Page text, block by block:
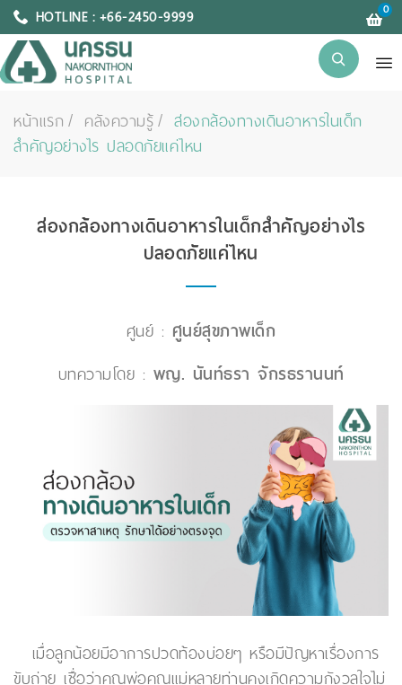
HOTLINE : +66-2450-9999 0
หน้าแรก คลังความรู้
ส่องกล้องทางเดินอาหารในเด็ก
สำคัญอย่างไร ปลอดภัยแค่ไหน
ส่องกล้องทางเดินอาหารในเด็กสำคัญอย่างไร
ปลอดภัยแค่ไหน
ศูนย์ : ศูนย์สุขภาพเด็ก
บทความโดย : พญ. นันท์ธรา จักรธรานนท์
เมื่อลูกน้อยมีอาการปวดท้องบ่อยๆ หรือมีปัญหาเรื่องการ
ขับถ่าย เชื่อว่าคุณพ่อคุณแม่หลายท่านคงเกิดความกังวลใจไม่